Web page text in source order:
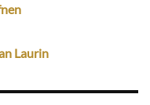
Laurin